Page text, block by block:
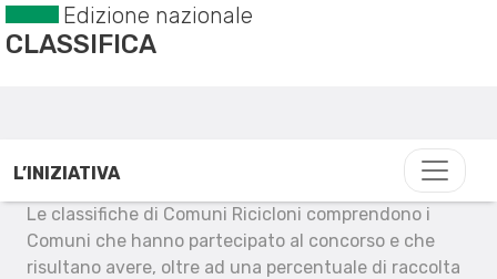
Edizione nazionale
CLASSIFICA
L’INIZIATIVA
Le classifiche di Comuni Ricicloni comprendono i
Comuni che hanno partecipato al concorso e che
risultano avere, oltre ad una percentuale di raccolta